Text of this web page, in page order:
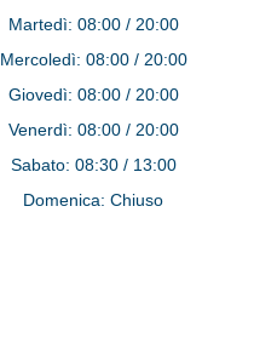
Martedì: 08:00 / 20:00
Mercoledì: 08:00 / 20:00
Giovedì: 08:00 / 20:00
Venerdì: 08:00 / 20:00
Sabato: 08:30 / 13:00
Domenica: Chiuso